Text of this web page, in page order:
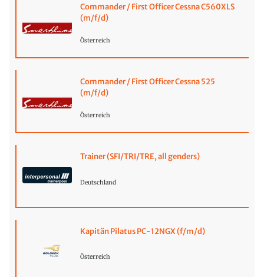
Commander / First Officer Cessna C560XLS
(m/f/d)
Österreich
Commander / First Officer Cessna 525
(m/f/d)
Österreich
Trainer (SFI/TRI/TRE, all genders)
Deutschland
Kapitän Pilatus PC-12NGX (f/m/d)
Österreich